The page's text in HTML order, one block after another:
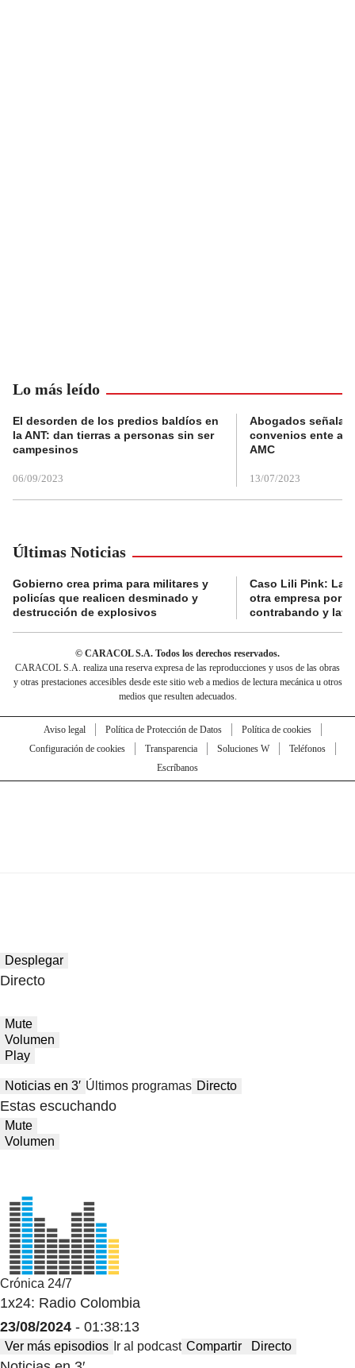
Lo más leído
El desorden de los predios baldíos en
la ANT: dan tierras a personas sin ser
campesinos
06/09/2023
Abogados
convenios ente
AMC
13/07/2023
Últimas Noticias
Gobierno crea prima para militares y
policías que realicen desminado y
destrucción de explosivos
Caso Lili Pink: La
otra empresa por
contrabando y
© CARACOL S.A. Todos los derechos reservados.
CARACOL S.A. realiza una reserva expresa de las reproducciones y usos de las obras
y otras prestaciones accesibles desde este sitio web a medios de lectura mecánica u otros
medios que resulten adecuados.
Aviso legal Política de Protección de Datos
Política de cookies
Configuración de cookies
Transparencia Soluciones W
Teléfonos
Escríbanos
Desplegar
Directo
Mute
Volumen
Play
Noticias en 3′ Últimos programas Directo
Estas escuchando
Mute
Volumen
Crónica 24/7
1x24: Radio Colombia
23/08/2024 - 01:38:13
Ver más episodios Ir al podcast Compartir Directo